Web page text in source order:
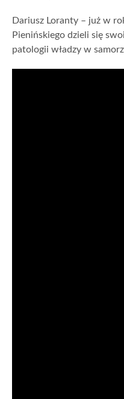
Dariusz Loranty – już w
Pienińskiego dzieli się
patologii władzy w